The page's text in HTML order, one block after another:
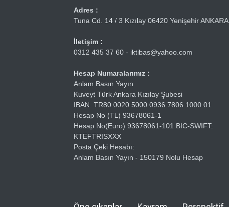
Adres :
Tuna Cd. 14 / 3 Kızılay 06420 Yenişehir ANKARA
İletişim :
0312 435 37 60 - iktibas@yahoo.com
Hesap Numaralarımız :
Anlam Basın Yayın
Kuveyt Türk Ankara Kızılay Şubesi
IBAN: TR80 0020 5000 0936 7806 1000 01
Hesap No (TL) 93678061-1
Hesap No(Euro) 93678061-101 BIC-SWIFT:
KTEFTRISXXX
Posta Çeki Hesabı:
Anlam Basın Yayın - 150179 Nolu Hesap